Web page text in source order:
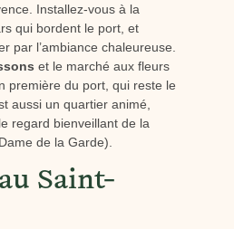
Installez-vous à la
qui bordent le port, et
par l’ambiance chaleureuse.
et le marché aux fleurs
première du port, qui reste le
aussi un quartier animé,
regard bienveillant de la
de la Garde).
Saint-